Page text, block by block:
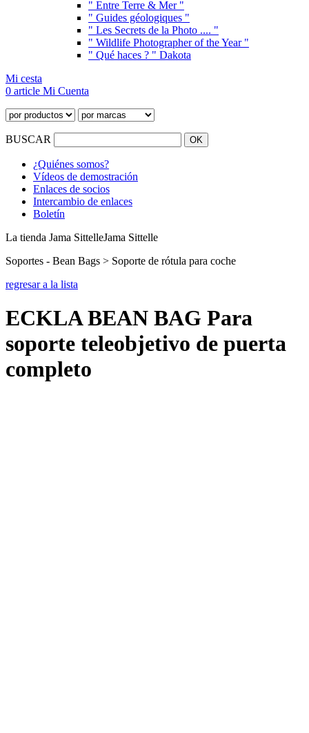
" Entre Terre & Mer "
" Guides géologiques "
" Les Secrets de la Photo .... "
" Wildlife Photographer of the Year "
" Qué haces ? " Dakota
Mi cesta
0 article Mi Cuenta
BUSCAR
¿Quiénes somos?
Vídeos de demostración
Enlaces de socios
Intercambio de enlaces
Boletín
La tienda Jama SittelleJama Sittelle
Soportes - Bean Bags > Soporte de rótula para coche
regresar a la lista
ECKLA BEAN BAG Para
soporte teleobjetivo de puerta
completo